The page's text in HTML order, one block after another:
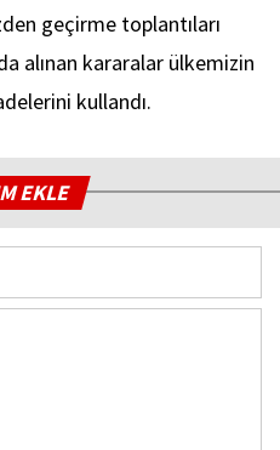
geçirme toplantıları
alınan kararalar ülkemizin
kullandı.
EKLE